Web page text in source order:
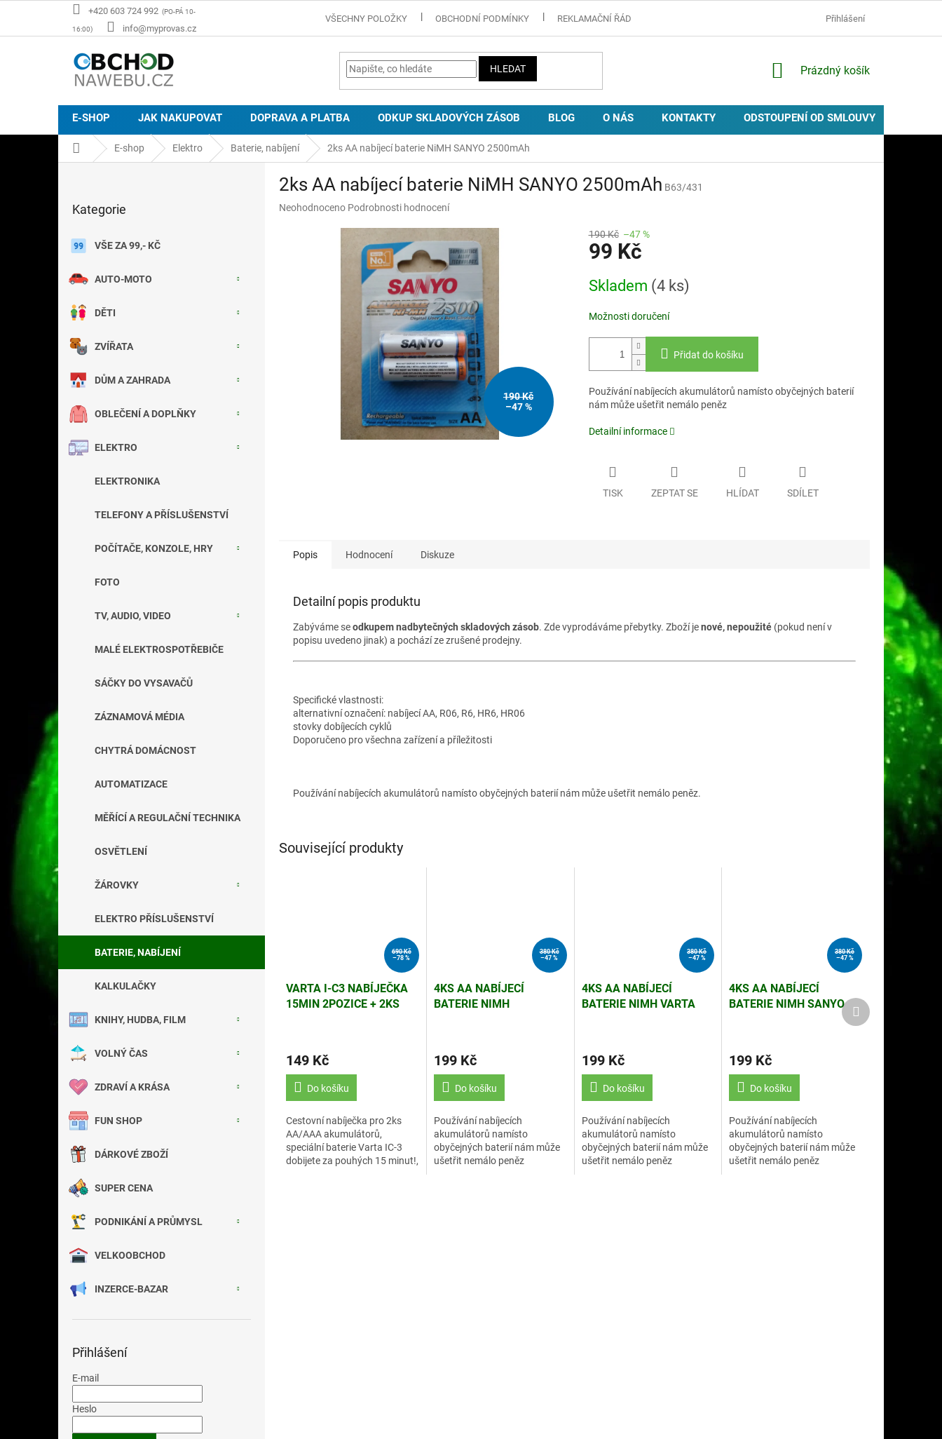
+420 603 724 992
info@myprovas.cz
VŠECHNY POLOŽKY OBCHODNÍ PODMÍNKY REKLAMAČNÍ ŘÁD ZÁSADY POUŽÍVÁNÍ COOKIES
Přihlášení
HLEDAT
NÁKUPNÍ
Prázdný košík
E-SHOP JAK NAKUPOVAT DOPRAVA A PLATBA ODKUP SKLADOVÝCH ZÁSOB BLOG O NÁS KONTAKTY ODSTOUPENÍ OD SMLOUVY
Domů E-shop Elektro Baterie, nabíjení 2ks AA nabíjecí baterie NiMH SANYO 2500mAh
kategorie
Kategorie
VŠE ZA 99,- KČ
AUTO-MOTO
DĚTI
ZVÍŘATA
DŮM A ZAHRADA
OBLEČENÍ A DOPLŇKY
ELEKTRO
ELEKTRONIKA
TELEFONY A PŘÍSLUŠENSTVÍ
POČÍTAČE, KONZOLE, HRY
FOTO
TV, AUDIO, VIDEO
MALÉ ELEKTROSPOTŘEBIČE
SÁČKY DO VYSAVAČŮ
ZÁZNAMOVÁ MÉDIA
CHYTRÁ DOMÁCNOST
AUTOMATIZACE
MĚŘÍCÍ A REGULAČNÍ TECHNIKA
OSVĚTLENÍ
ŽÁROVKY
ELEKTRO PŘÍSLUŠENSTVÍ
BATERIE, NABÍJENÍ
KALKULAČKY
KNIHY, HUDBA, FILM
VOLNÝ ČAS
ZDRAVÍ A KRÁSA
FUN SHOP
DÁRKOVÉ ZBOŽÍ
SUPER CENA
PODNIKÁNÍ A PRŮMYSL
VELKOOBCHOD
INZERCE-BAZAR
Přihlášení
E-mail
Heslo
2ks AA nabíjecí baterie NiMH SANYO 2500mAh B63/431
Průměrné
Neohodnoceno Podrobnosti hodnocení
190 Kč
–47 %
190 Kč –47 %
99 Kč
cena:
Skladem (4 ks)
Možnosti doručení
Přidat do košíku
Používání nabíjecích akumulátorů namísto obyčejných baterií
nám může ušetřit nemálo peněz
Detailní informace
TISK ZEPTAT SE HLÍDAT SDÍLET
Popis Hodnocení Diskuze
Detailní popis produktu
Zabýváme seodkupem nadbytečných skladových zásob. Zde vyprodáváme přebytky. Zboží jenové, nepoužité (pokud není v
popisu uvedeno jinak) a pochází ze zrušené prodejny.
Specifické vlastnosti:
alternativní označení: nabíjecí AA, R06, R6, HR6, HR06
stovky dobíjecích cyklů
Doporučeno pro všechna zařízení a příležitosti
Používání nabíjecích akumulátorů namísto obyčejných baterií nám může ušetřit nemálo peněz.
Související produkty
690 Kč
–78 %
VARTA I-C3 NABÍJEČKA
15MIN 2POZICE + 2KS
149 Kč
Do košíku
Cestovní nabíječka pro 2ks
AA/AAA akumulátorů,
speciální baterie Varta IC-3
dobijete za pouhých 15 minut!,
380 Kč
–47 %
4KS AA NABÍJECÍ
BATERIE NIMH
199 Kč
Do košíku
Používání nabíjecích
akumulátorů namísto
obyčejných baterií nám může
ušetřit nemálo peněz
380 Kč
–47 %
4KS AA NABÍJECÍ
BATERIE NIMH VARTA
199 Kč
Do košíku
Používání nabíjecích
akumulátorů namísto
obyčejných baterií nám může
ušetřit nemálo peněz
380 Kč
–47 %
4KS AA NABÍJECÍ
BATERIE NIMH SANYO
199 Kč
Do košíku
Používání nabíjecích
akumulátorů namísto
obyčejných baterií nám může
ušetřit nemálo peněz
Další
produkt